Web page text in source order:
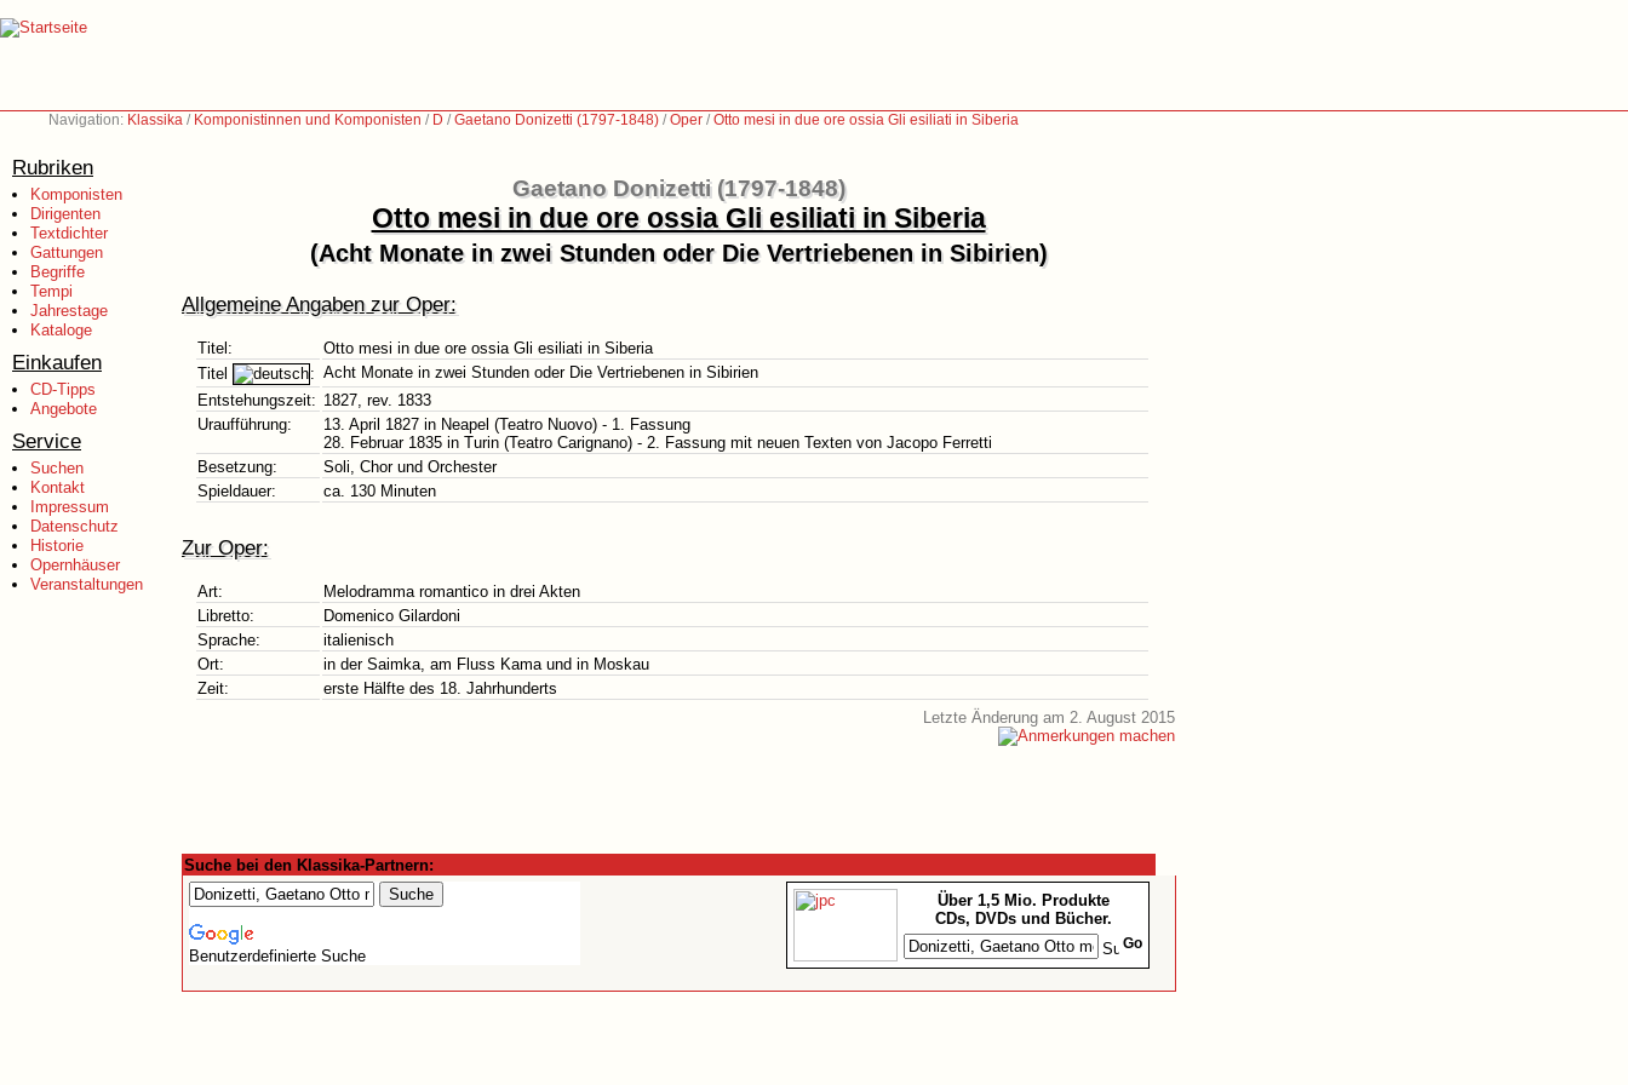
Navigation: Klassika / Komponistinnen und Komponisten / D /Gaetano Donizetti (1797-1848) /Oper /Otto mesi in due ore ossia Gli esiliati in Siberia
Rubriken
Komponisten
Dirigenten
Textdichter
Gattungen
Begriffe
Tempi
Jahrestage
Kataloge
Einkaufen
CD-Tipps
Angebote
Service
Suchen
Kontakt
Impressum
Datenschutz
Historie
Opernhäuser
Veranstaltungen
Gaetano Donizetti (1797-1848)
Otto mesi in due ore ossia Gli esiliati in Siberia
(Acht Monate in zwei Stunden oder Die Vertriebenen in Sibirien)
Allgemeine Angaben zur Oper:
Titel:
Otto mesi in due ore ossia Gli esiliati in Siberia
Titel
: Acht Monate in zwei Stunden oder Die Vertriebenen in Sibirien
Entstehungszeit: 1827, rev. 1833
Uraufführung:
13. April 1827 in Neapel (Teatro Nuovo) - 1. Fassung
28. Februar 1835 in Turin (Teatro Carignano) - 2. Fassung mit neuen Texten von Jacopo Ferretti
Besetzung:
Soli, Chor und Orchester
Spieldauer:
ca. 130 Minuten
Zur Oper:
Art:
Melodramma romantico in drei Akten
Libretto:
Domenico Gilardoni
Sprache:
italienisch
Ort:
in der Saimka, am Fluss Kama und in Moskau
Zeit:
erste Hälfte des 18. Jahrhunderts
Letzte Änderung am 2. August 2015
Suche bei den Klassika-Partnern:
Benutzerdefinierte Suche
Über 1,5 Mio. Produkte
CDs, DVDs und Bücher.
Go